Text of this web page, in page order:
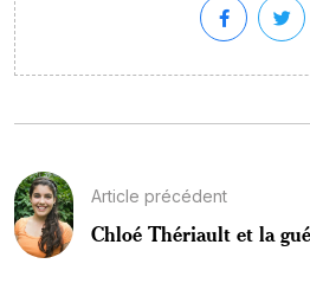
Article précédent
Chloé Thériault et la